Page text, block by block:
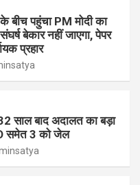
बीच पहुंचा PM मोदी का
बेकार नहीं जाएगा, पेपर
प्रहार
32 साल बाद अदालत का बड़ा
समेत 3 को जेल